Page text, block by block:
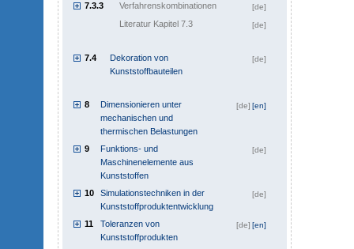
7.3.3 Verfahrenskombinationen [de]
Literatur Kapitel 7.3 [de]
7.4
Dekoration von
Kunststoffbauteilen
[de]
8
Dimensionieren unter
mechanischen und
thermischen Belastungen
[en]
[de]
9
Funktions- und
Maschinenelemente aus
Kunststoffen
[de]
10
Simulationstechniken in der
Kunststoffproduktentwicklung
[de]
11
Toleranzen von
Kunststoffprodukten
[en]
[de]